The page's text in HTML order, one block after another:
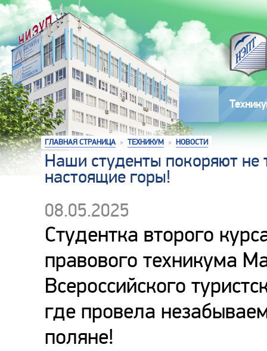
ГЛАВНАЯ СТРАНИЦА » ТЕХНИКУМ » НОВОСТИ
Наши студенты покоряют не
настоящие горы!
08.05.2025
Студентка второго
правового техникума
Всероссийского
где провела
поляне!